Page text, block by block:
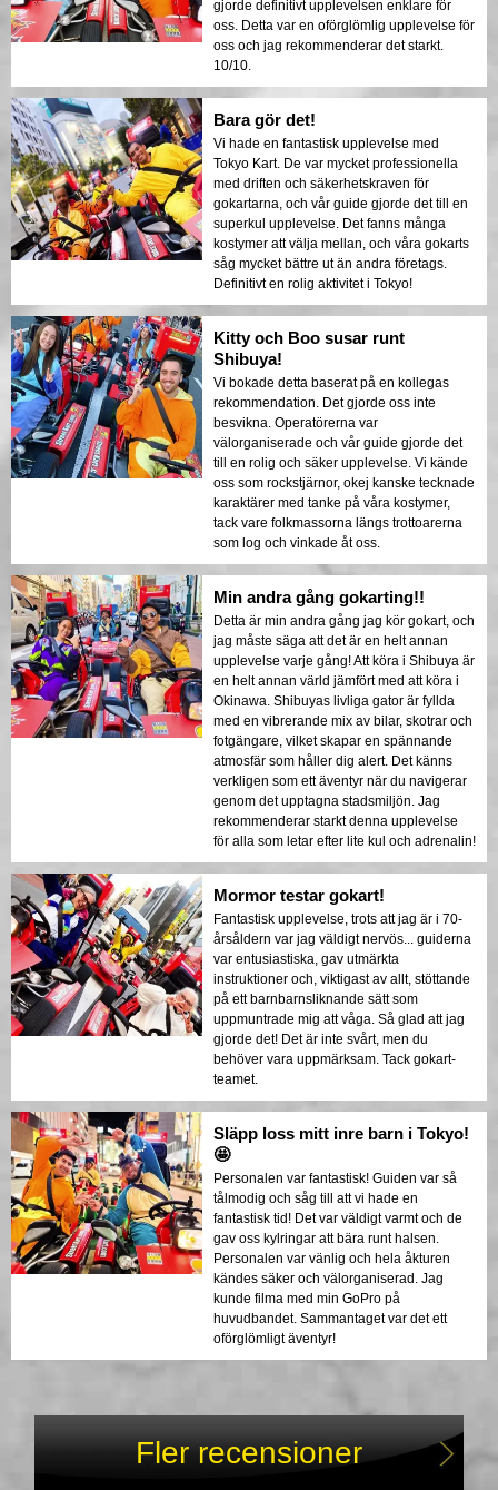
gjorde definitivt upplevelsen enklare för
oss. Detta var en oförglömlig upplevelse för
oss och jag rekommenderar det starkt.
10/10.
Bara gör det!
Vi hade en fantastisk upplevelse med
Tokyo Kart. De var mycket professionella
med driften och säkerhetskraven för
gokartarna, och vår guide gjorde det till en
superkul upplevelse. Det fanns många
kostymer att välja mellan, och våra gokarts
såg mycket bättre ut än andra företags.
Definitivt en rolig aktivitet i Tokyo!
Kitty och Boo susar runt
Shibuya!
Vi bokade detta baserat på en kollegas
rekommendation. Det gjorde oss inte
besvikna. Operatörerna var
välorganiserade och vår guide gjorde det
till en rolig och säker upplevelse. Vi kände
oss som rockstjärnor, okej kanske tecknade
karaktärer med tanke på våra kostymer,
tack vare folkmassorna längs trottoarerna
som log och vinkade åt oss.
Min andra gång gokarting!!
Detta är min andra gång jag kör gokart, och
jag måste säga att det är en helt annan
upplevelse varje gång! Att köra i Shibuya är
en helt annan värld jämfört med att köra i
Okinawa. Shibuyas livliga gator är fyllda
med en vibrerande mix av bilar, skotrar och
fotgängare, vilket skapar en spännande
atmosfär som håller dig alert. Det känns
verkligen som ett äventyr när du navigerar
genom det upptagna stadsmiljön. Jag
rekommenderar starkt denna upplevelse
för alla som letar efter lite kul och adrenalin!
Mormor testar gokart!
Fantastisk upplevelse, trots att jag är i 70-
årsåldern var jag väldigt nervös... guiderna
var entusiastiska, gav utmärkta
instruktioner och, viktigast av allt, stöttande
på ett barnbarnsliknande sätt som
uppmuntrade mig att våga. Så glad att jag
gjorde det! Det är inte svårt, men du
behöver vara uppmärksam. Tack gokart-
teamet.
Släpp loss mitt inre barn i Tokyo!
🤩
Personalen var fantastisk! Guiden var så
tålmodig och såg till att vi hade en
fantastisk tid! Det var väldigt varmt och de
gav oss kylringar att bära runt halsen.
Personalen var vänlig och hela åkturen
kändes säker och välorganiserad. Jag
kunde filma med min GoPro på
huvudbandet. Sammantaget var det ett
oförglömligt äventyr!
Fler recensioner